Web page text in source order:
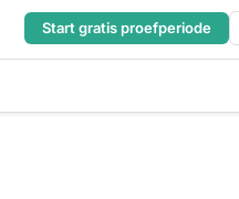
Start gratis proefperiode